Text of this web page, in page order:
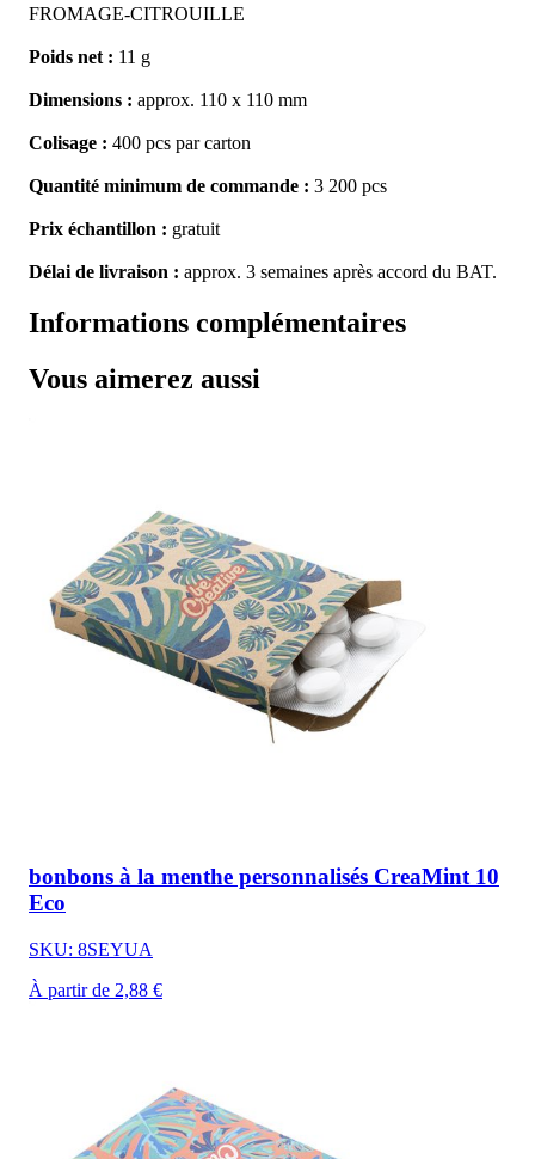
FROMAGE-CITROUILLE
Poids net : 11 g
Dimensions : approx. 110 x 110 mm
Colisage : 400 pcs par carton
Quantité minimum de commande : 3 200 pcs
Prix échantillon : gratuit
Délai de livraison : approx. 3 semaines après accord du BAT.
Informations complémentaires
Vous aimerez aussi
bonbons à la menthe personnalisés CreaMint 10
Eco
SKU: 8SEYUA
À partir de 2,88 €